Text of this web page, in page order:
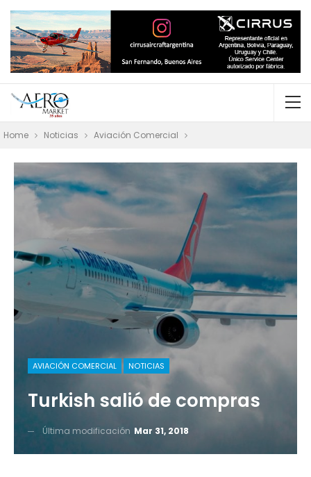
Home Noticias Aviación Comercial
AVIACIÓN COMERCIAL NOTICIAS
Turkish salió de compras
Última modificación Mar 31, 2018